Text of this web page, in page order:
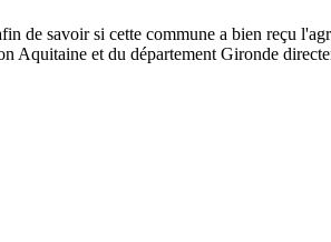
de savoir si cette commune a bien reçu
Aquitaine et du département Gironde